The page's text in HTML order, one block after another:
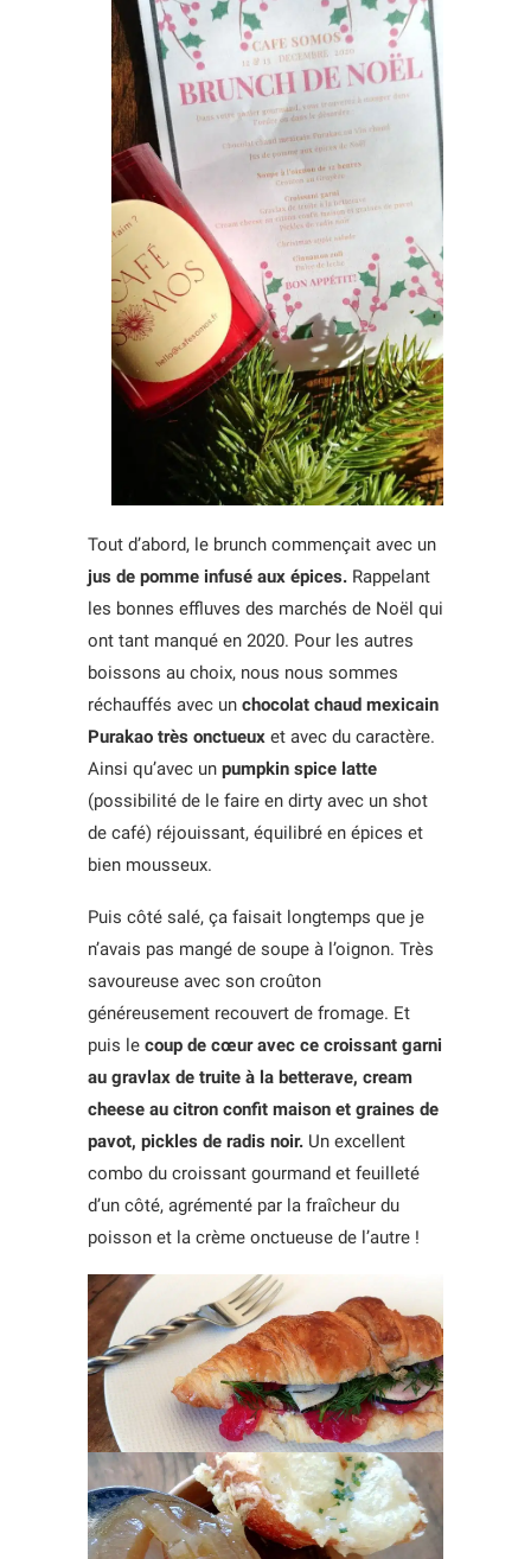
Tout d’abord, le brunch commençait avec un
jus de pomme infusé aux épices. Rappelant
les bonnes effluves des marchés de Noël qui
ont tant manqué en 2020. Pour les autres
boissons au choix, nous nous sommes
réchauffés avec un chocolat chaud mexicain
Purakao très onctueux et avec du caractère.
Ainsi qu’avec un pumpkin spice latte
(possibilité de le faire en dirty avec un shot
de café) réjouissant, équilibré en épices et
bien mousseux.
Puis côté salé, ça faisait longtemps que je
n’avais pas mangé de soupe à l’oignon. Très
savoureuse avec son croûton
généreusement recouvert de fromage. Et
puis le coup de cœur avec ce croissant garni
au gravlax de truite à la betterave, cream
cheese au citron confit maison et graines de
pavot, pickles de radis noir. Un excellent
combo du croissant gourmand et feuilleté
d’un côté, agrémenté par la fraîcheur du
poisson et la crème onctueuse de l’autre !